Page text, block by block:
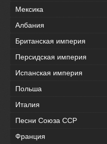
Мексика
Албания
Британская империя
Персидская империя
Испанская империя
Польша
Италия
Песни Союза ССР
Франция